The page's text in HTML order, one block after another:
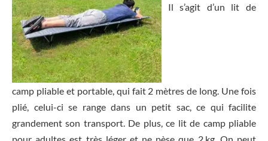
Il s’agit d’un lit de
camp pliable et portable, qui fait 2 mètres de long. Une fois
plié, celui-ci se range dans un petit sac, ce qui facilite
grandement son transport. De plus, ce lit de camp pliable